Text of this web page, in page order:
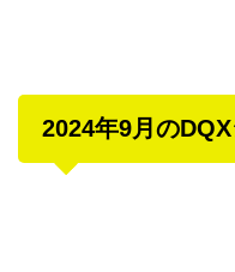
2024年9月の